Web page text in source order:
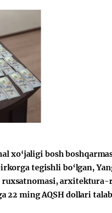
xo‘jaligi bosh
tegishli bo‘lgan,
22 ming AQSH dollari